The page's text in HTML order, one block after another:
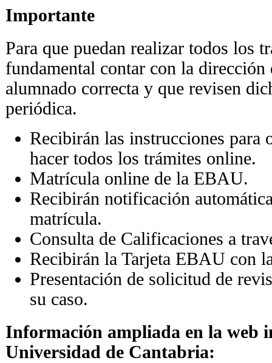
Importante
Para que puedan realizar todos los
fundamental contar con la
alumnado correcta y que revisen
periódica.
Recibirán las instrucciones para
hacer todos los trámites online.
Matrícula online de la EBAU.
Recibirán notificación
matrícula.
Consulta de Calificaciones a
Recibirán la Tarjeta EBAU con
Presentación de solicitud de
su caso.
Información ampliada en la web
Universidad de Cantabria: